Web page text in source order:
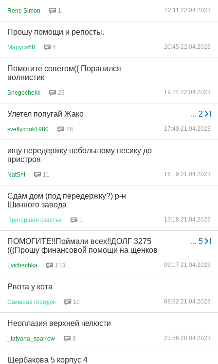
Rene Simon 1 22:11 22.04.2023
Прошу помощи и репосты.
Маруся68 4 20:45 22.04.2023
Помогите советом(( Поранился
волнистик
Snegochekk 23 19:24 22.04.2023
... 2
Улетел попугай Жако
svetlychok1980 28 17:40 21.04.2023
ищу передержку небольшому песику до
пристроя
NatSht 11 16:19 21.04.2023
Сдам дом (под передержку?) р-н
Шинного завода
Пригоршня счастья 1 13:18 21.04.2023
... 5
ПОМОГИТЕ!!Поймали всех!!ДОЛГ 3275
(((Прошу финансовой помощи на щенков
Lvichechka 113 09:17 21.04.2023
Рвота у кота
Самараа городок 10 08:32 21.04.2023
Неоплазия верхней челюсти
_tatyana_sparrow 8 23:56 20.04.2023
Щербакова 5 корпус 4